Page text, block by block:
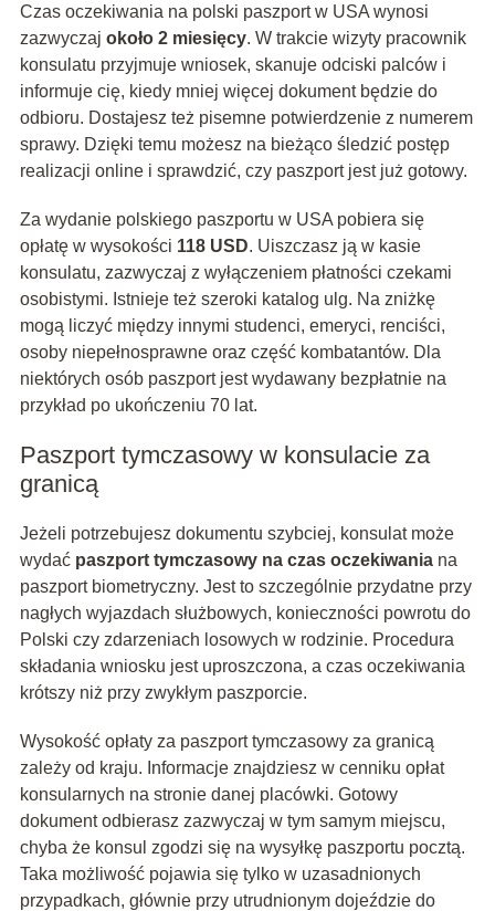
Czas oczekiwania na polski paszport w USA wynosi
zazwyczaj około 2 miesięcy. W trakcie wizyty pracownik
konsulatu przyjmuje wniosek, skanuje odciski palców i
informuje cię, kiedy mniej więcej dokument będzie do
odbioru. Dostajesz też pisemne potwierdzenie z numerem
sprawy. Dzięki temu możesz na bieżąco śledzić postęp
realizacji online i sprawdzić, czy paszport jest już gotowy.
Za wydanie polskiego paszportu w USA pobiera się
opłatę w wysokości 118 USD. Uiszczasz ją w kasie
konsulatu, zazwyczaj z wyłączeniem płatności czekami
osobistymi. Istnieje też szeroki katalog ulg. Na zniżkę
mogą liczyć między innymi studenci, emeryci, renciści,
osoby niepełnosprawne oraz część kombatantów. Dla
niektórych osób paszport jest wydawany bezpłatnie na
przykład po ukończeniu 70 lat.
Paszport tymczasowy w konsulacie za
granicą
Jeżeli potrzebujesz dokumentu szybciej, konsulat może
wydać paszport tymczasowy na czas oczekiwaniana
paszport biometryczny. Jest to szczególnie przydatne przy
nagłych wyjazdach służbowych, konieczności powrotu do
Polski czy zdarzeniach losowych w rodzinie. Procedura
składania wniosku jest uproszczona, a czas oczekiwania
krótszy niż przy zwykłym paszporcie.
Wysokość opłaty za paszport tymczasowy za granicą
zależy od kraju. Informacje znajdziesz w cenniku opłat
konsularnych na stronie danej placówki. Gotowy
dokument odbierasz zazwyczaj w tym samym miejscu,
chyba że konsul zgodzi się na wysyłkę paszportu pocztą.
Taka możliwość pojawia się tylko w uzasadnionych
przypadkach, głównie przy utrudnionym dojeździe do